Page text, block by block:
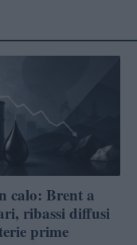
calo: Brent a
ribassi diffusi
prime